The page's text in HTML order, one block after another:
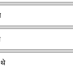
थे